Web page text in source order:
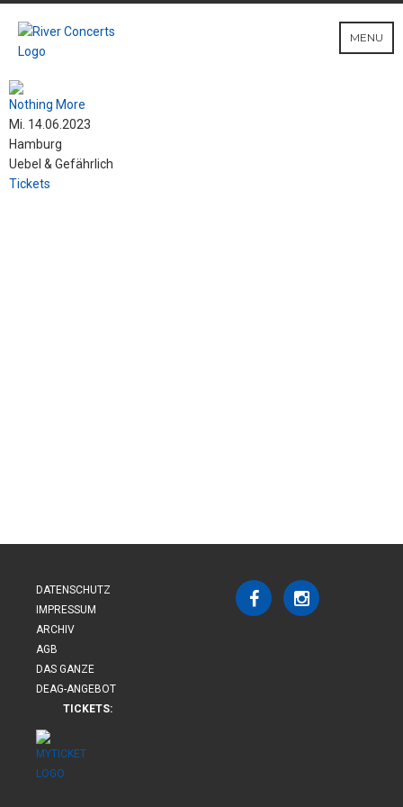
MENU
Nothing More
Mi. 14.06.2023
Hamburg
Uebel & Gefährlich
Tickets
DATENSCHUTZ
IMPRESSUM
ARCHIV
AGB
DAS GANZE
DEAG-ANGEBOT
TICKETS: